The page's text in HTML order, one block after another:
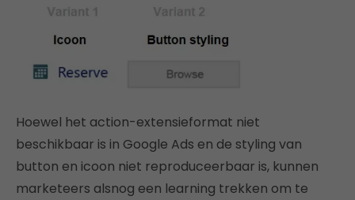
Hoewel het action-extensieformat niet
beschikbaar is in Google Ads en de styling van
button en icoon niet reproduceerbaar is, kunnen
marketeers alsnog een learning trekken om te